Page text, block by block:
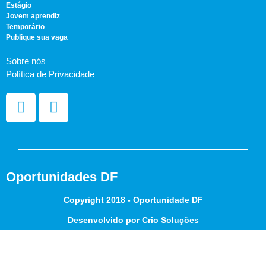
Estágio
Jovem aprendiz
Temporário
Publique sua vaga
Sobre nós
Política de Privacidade
Oportunidades DF
Copyright 2018 - Oportunidade DF
Desenvolvido por Crio Soluções